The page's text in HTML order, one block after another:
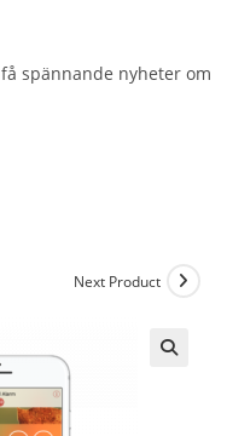
Next Product
spännande nyheter om